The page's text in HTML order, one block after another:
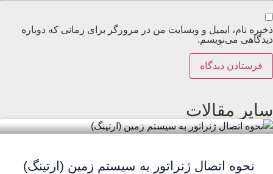
ذخیره نام، ایمیل و وبسایت من در مرورگر برای زمانی که دوباره
دیدگاهی می‌نویسم.
سایر مقالات
نحوه اتصال ژنراتور به سیستم زمین (ارتینگ)